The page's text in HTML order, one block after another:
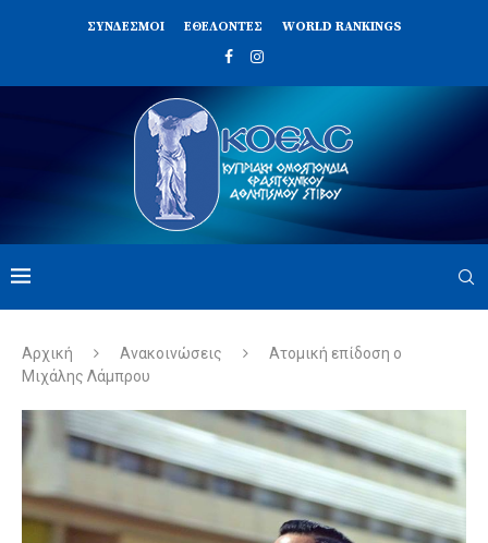
ΣΥΝΔΈΣΜΟΙ ΕΘΕΛΟΝΤΈΣ WORLD RANKINGS
Αρχική Ανακοινώσεις
Ατομική επίδοση ο
Μιχάλης Λάμπρου